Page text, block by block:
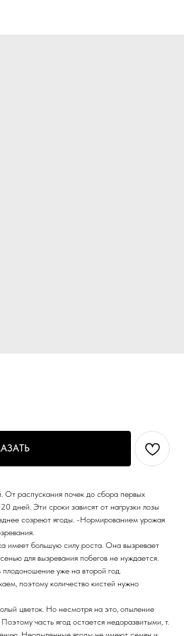
От распускания почек до сбора первых
дней. Эти сроки зависят от нагрузки лозы
созреют ягоды. -Нормированием урожая
имеет большую силу роста. Она вызревает
для вызревания побегов не нуждается.
плодоношение уже на второй год.
поэтому количество кистей нужно
цветок. Но несмотря на это, опыление
часть ягод остается недоразвитыми, т.